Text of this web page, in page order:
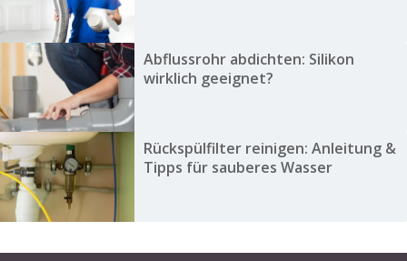
Abflussrohr abdichten: Silikon
wirklich geeignet?
Rückspülfilter reinigen: Anleitung &
Tipps für sauberes Wasser